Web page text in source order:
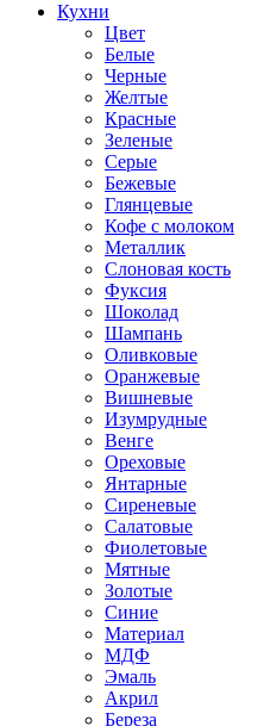
Кухни
Цвет
Белые
Черные
Желтые
Красные
Зеленые
Серые
Бежевые
Глянцевые
Кофе с молоком
Металлик
Слоновая кость
Фуксия
Шоколад
Шампань
Оливковые
Оранжевые
Вишневые
Изумрудные
Венге
Ореховые
Янтарные
Сиреневые
Салатовые
Фиолетовые
Мятные
Золотые
Синие
Материал
МДФ
Эмаль
Акрил
Береза